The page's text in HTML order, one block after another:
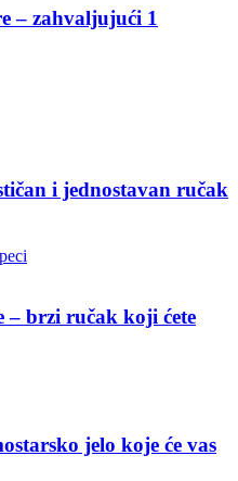
– zahvaljujući 1
i jednostavan ručak
– brzi ručak koji ćete
jelo koje će vas